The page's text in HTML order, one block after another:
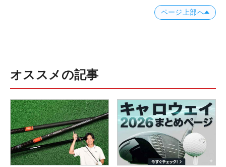
ページ上部へ
オススメの記事